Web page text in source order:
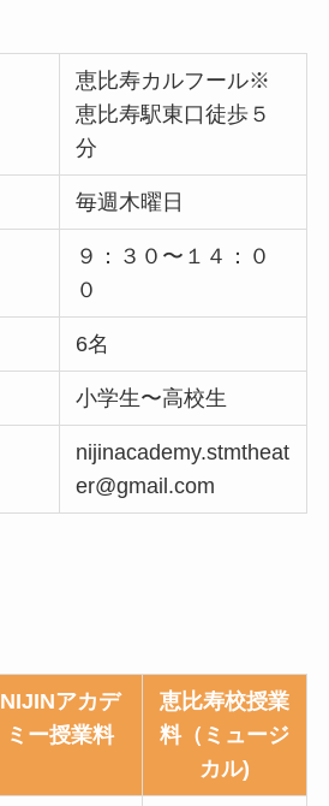
恵比寿カルフール※
恵比寿駅東口徒歩５
分
毎週木曜日
９：３０〜１４：０
０
6名
小学生〜高校生
nijinacademy.stmtheat
er@gmail.com
NIJINアカデ
ミー授業料
恵比寿校授業
料（ミュージ
カル)